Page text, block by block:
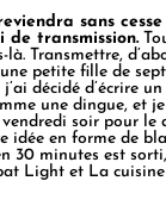
sans
de transmission.
là. Transmettre,
petite fille de
décidé d’écrire
une dingue, et
soir pour le
idée en forme de
30 minutes est
Light et La cuisine